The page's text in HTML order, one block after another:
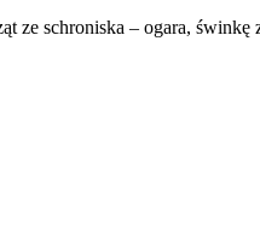
schroniska – ogara, świnkę